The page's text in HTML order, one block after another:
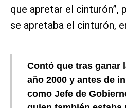
que apretar el cinturón”,
se apretaba el cinturón,
Contó que tras ganar
año 2000 y antes de
como Jefe de